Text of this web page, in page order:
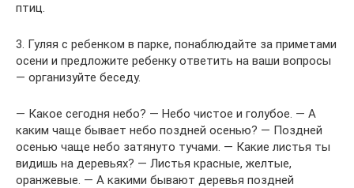
птиц.
3. Гуляя с ребенком в парке, понаблюдайте за приметами
осени и предложите ребенку ответить на ваши вопросы
— организуйте беседу.
— Какое сегодня небо? — Небо чистое и голубое. — А
каким чаще бывает небо поздней осенью? — Поздней
осенью чаще небо затянуто тучами. — Какие листья ты
видишь на деревьях? — Листья красные, желтые,
оранжевые. — А какими бывают деревья поздней